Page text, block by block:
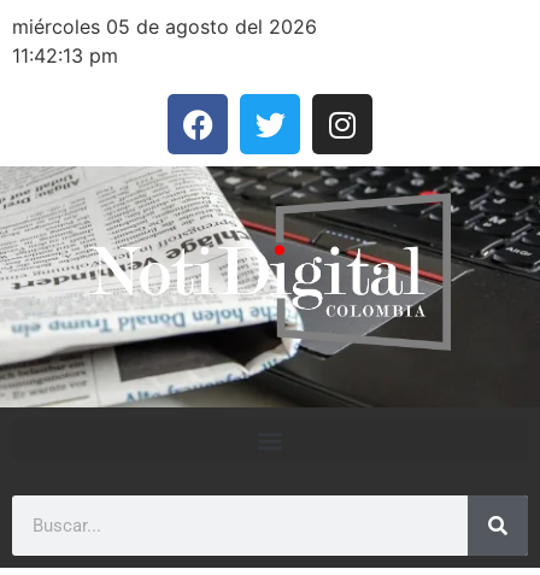
miércoles 05 de agosto del 2026
11:42:13 pm